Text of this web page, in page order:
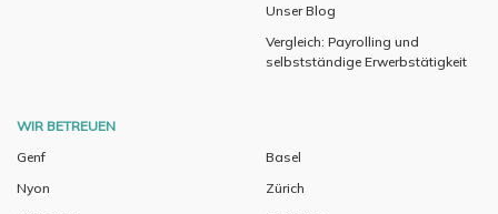
Unser Blog
Vergleich: Payrolling und
selbstständige Erwerbstätigkeit
WIR BETREUEN
Genf
Nyon
Basel
Zürich